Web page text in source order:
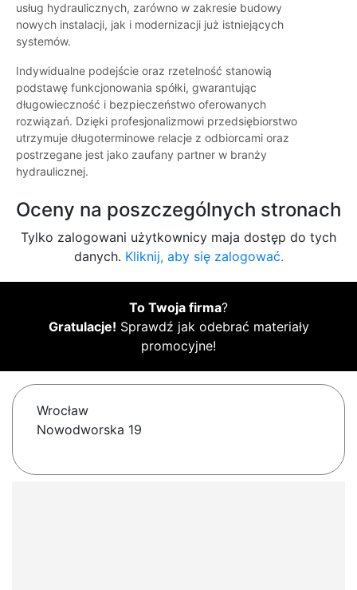
usług hydraulicznych, zarówno w zakresie budowy
nowych instalacji, jak i modernizacji już istniejących
systemów.
Indywidualne podejście oraz rzetelność stanowią
podstawę funkcjonowania spółki, gwarantując
długowieczność i bezpieczeństwo oferowanych
rozwiązań. Dzięki profesjonalizmowi przedsiębiorstwo
utrzymuje długoterminowe relacje z odbiorcami oraz
postrzegane jest jako zaufany partner w branży
hydraulicznej.
Oceny na poszczególnych stronach
Tylko zalogowani użytkownicy maja dostęp do tych
danych. Kliknij, aby się zalogować.
To Twoja firma?
Gratulacje! Sprawdź jak odebrać materiały
promocyjne!
Wrocław
Nowodworska 19